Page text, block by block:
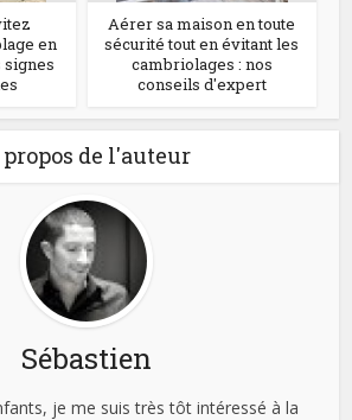
en
signes
Aérer sa maison en toute
sécurité tout en évitant les
cambriolages : nos
conseils d'expert
propos de l'auteur
Sébastien
je me suis très tôt intéressé à la